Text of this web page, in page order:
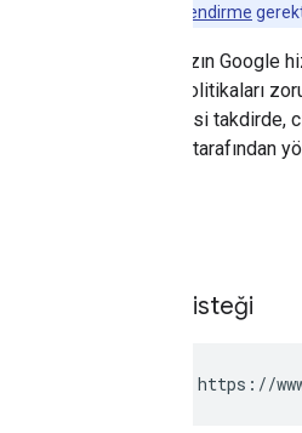
Yetkilendirme
Bir cihazın Google
EMM politikaları
olun. Aksi takdirde,
Google tarafından
HTTP isteği
PUT https://